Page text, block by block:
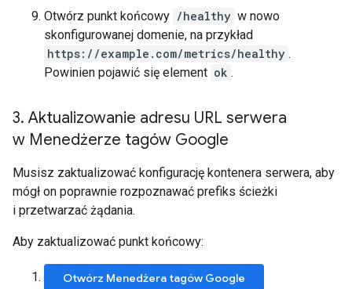
Otwórz punkt końcowy /healthy w nowo
skonfigurowanej domenie, na przykład
https://example.com/metrics/healthy .
Powinien pojawić się element ok .
3. Aktualizowanie adresu URL serwera
w Menedżerze tagów Google
Musisz zaktualizować konfigurację kontenera serwera, aby
mógł on poprawnie rozpoznawać prefiks ścieżki
i przetwarzać żądania.
Aby zaktualizować punkt końcowy:
Otwórz Menedżera tagów Google